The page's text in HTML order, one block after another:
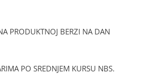
PRODUKTNOJ BERZI NA DAN
PO SREDNJEM KURSU NBS.